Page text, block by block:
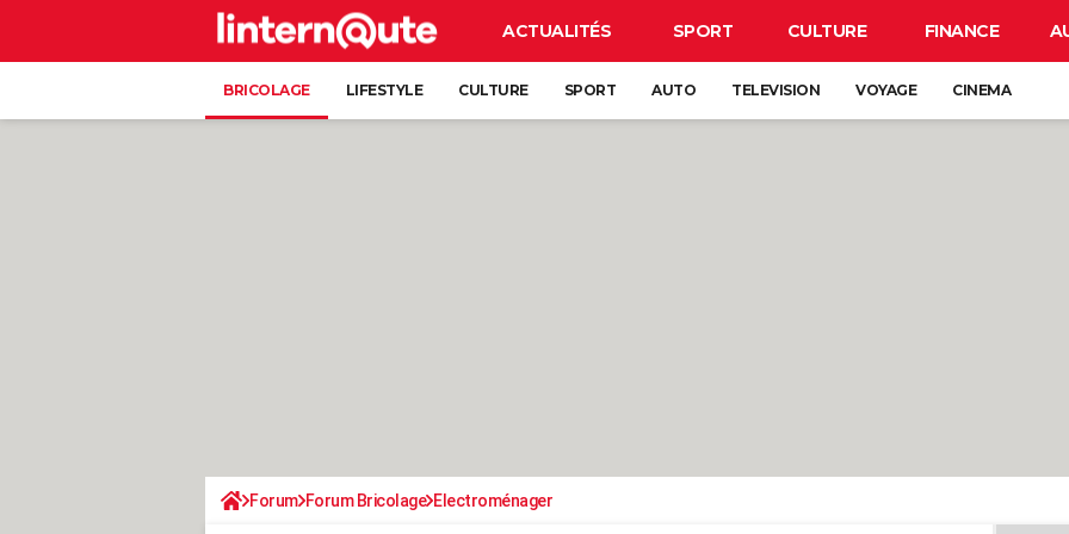
ACTUALITÉS SPORT CULTURE FINANCE
BRICOLAGE LIFESTYLE CULTURE SPORT AUTO TELEVISION VOYAGE CINEMA
Forum Forum Bricolage Electroménager